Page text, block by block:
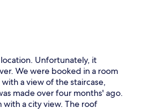
Unfortunately, it
We were booked in a room
a view of the staircase,
made over four months' ago.
a city view. The roof